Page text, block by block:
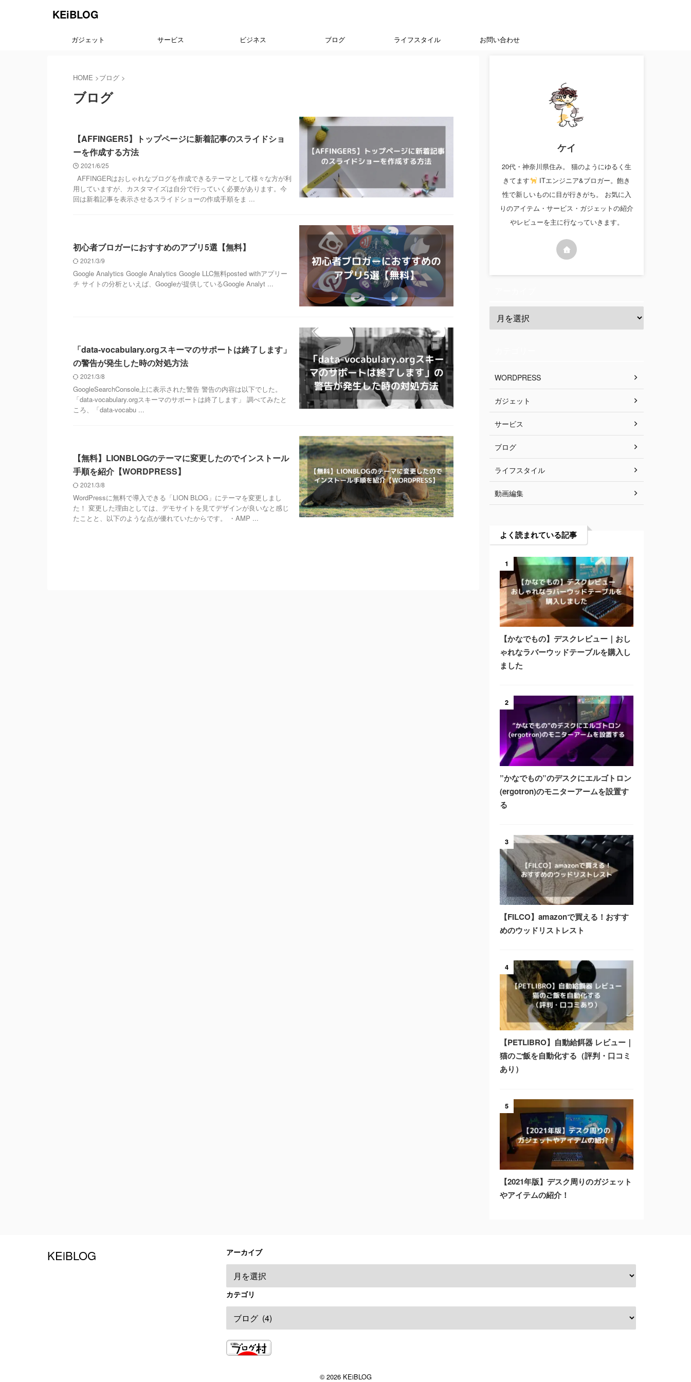
KEiBLOG
ガジェット サービス ビジネス ブログ ライフスタイル お問い合わせ
HOME >ブログ >
ブログ
【AFFINGER5】トップページに新着記事のスライドショ
ーを作成する方法
2021/6/25
AFFINGERはおしゃれなブログを作成できるテーマとして様々な方が利
用していますが、カスタマイズは自分で行っていく必要があります。今
回は新着記事を表示させるスライドショーの作成手順をま ...
初心者ブロガーにおすすめのアプリ5選【無料】
2021/3/9
Google Analytics Google Analytics Google LLC無料posted withアプリー
チ サイトの分析といえば、Googleが提供しているGoogle Analyt ...
「data-vocabulary.orgスキーマのサポートは終了します」
の警告が発生した時の対処方法
2021/3/8
GoogleSearchConsole上に表示された警告 警告の内容は以下でした。
「data-vocabulary.orgスキーマのサポートは終了します」 調べてみたと
ころ、「data-vocabu ...
【無料】LIONBLOGのテーマに変更したのでインストール
手順を紹介【WORDPRESS】
2021/3/8
WordPressに無料で導入できる「LION BLOG」にテーマを変更しまし
た！ 変更した理由としては、デモサイトを見てデザインが良いなと感じ
たことと、以下のような点が優れていたからです。 ・AMP ...
ケイ
20代・神奈川県住み。 猫のようにゆるく生
きてます
ITエンジニア&ブロガー。飽き
性で新しいものに目が行きがち。 お気に入
りのアイテム・サービス・ガジェットの紹介
やレビューを主に行なっていきます。
WORDPRESS
ガジェット
サービス
ブログ
ライフスタイル
動画編集
よく読まれている記事
1
【かなでもの】デスクレビュー｜おし
ゃれなラバーウッドテーブルを購入し
ました
2
”かなでもの”のデスクにエルゴトロン
(ergotron)のモニターアームを設置す
る
3
【FILCO】amazonで買える！おすす
めのウッドリストレスト
4
【PETLIBRO】自動給餌器 レビュー｜
猫のご飯を自動化する（評判・口コミ
あり）
5
【2021年版】デスク周りのガジェット
やアイテムの紹介！
アーカイブ
カテゴリ
KEiBLOG
© 2026 KEiBLOG